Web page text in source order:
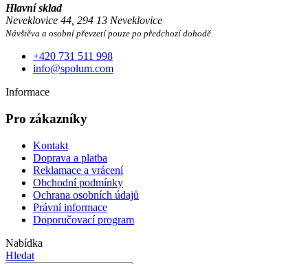
Hlavní sklad
Neveklovice 44, 294 13 Neveklovice
Návštěva a osobní převzetí pouze po předchozí dohodě.
+420 731 511 998
info@spolum.com
Informace
Pro zákazníky
Kontakt
Doprava a platba
Reklamace a vrácení
Obchodní podmínky
Ochrana osobních údajů
Právní informace
Doporučovací program
Nabídka
Hledat